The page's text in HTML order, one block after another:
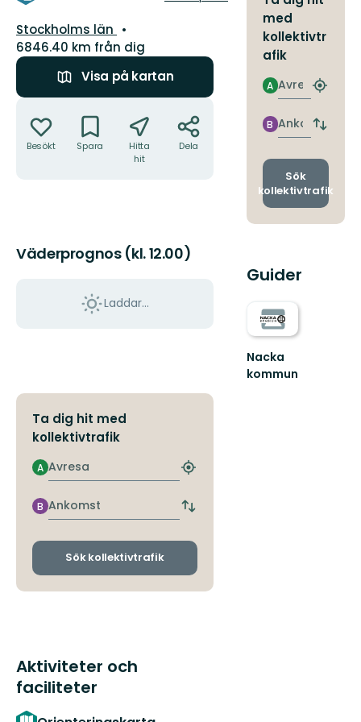
Län:
Stockholms län
6846.40 km från dig
Visa på kartan
Besökt Spara
Hitta
hit
Dela
Väderprognos (kl. 12.00)
Laddar...
Ta dig hit med
kollektivtrafik
Avresa
A
Hitta
hållplats
Ankomst
B
Byt
och
Sök kollektivtrafik
Aktiviteter och
faciliteter
med
kollektivtr
afik
Avresa
A
Hitta
Ankomst
B
Byt
och
Sök
kollektivtrafik
Guider
Nacka
kommun